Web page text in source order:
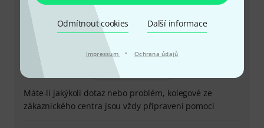
Odmítnout cookies Další informace
Impressum · Ochrana údajů
+49-9546-9223-649
Máte-li jakýkoli dotaz nebo problém, kolegové ze
zákaznického centra jsou vždy připraveni pomoci